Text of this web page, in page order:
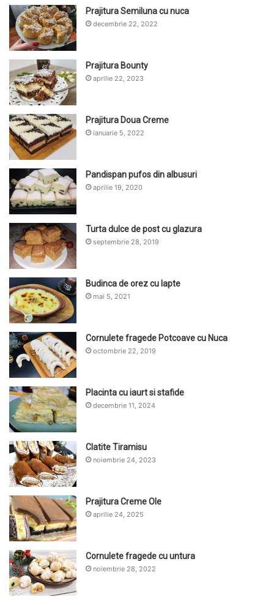
Prajitura Semiluna cu nuca
decembrie 22, 2022
Prajitura Bounty
aprilie 22, 2023
Prajitura Doua Creme
ianuarie 5, 2022
Pandispan pufos din albusuri
aprilie 19, 2020
Turta dulce de post cu glazura
septembrie 28, 2019
Budinca de orez cu lapte
mai 5, 2021
Cornulete fragede Potcoave cu Nuca
octombrie 22, 2019
Placinta cu iaurt si stafide
decembrie 11, 2024
Clatite Tiramisu
noiembrie 24, 2023
Prajitura Creme Ole
aprilie 24, 2025
Cornulete fragede cu untura
noiembrie 28, 2022